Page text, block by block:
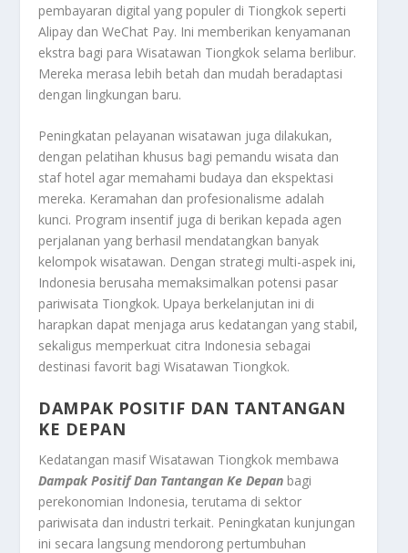
pembayaran digital yang populer di Tiongkok seperti
Alipay dan WeChat Pay. Ini memberikan kenyamanan
ekstra bagi para Wisatawan Tiongkok selama berlibur.
Mereka merasa lebih betah dan mudah beradaptasi
dengan lingkungan baru.
Peningkatan pelayanan wisatawan juga dilakukan,
dengan pelatihan khusus bagi pemandu wisata dan
staf hotel agar memahami budaya dan ekspektasi
mereka. Keramahan dan profesionalisme adalah
kunci. Program insentif juga di berikan kepada agen
perjalanan yang berhasil mendatangkan banyak
kelompok wisatawan. Dengan strategi multi-aspek ini,
Indonesia berusaha memaksimalkan potensi pasar
pariwisata Tiongkok. Upaya berkelanjutan ini di
harapkan dapat menjaga arus kedatangan yang stabil,
sekaligus memperkuat citra Indonesia sebagai
destinasi favorit bagi Wisatawan Tiongkok.
DAMPAK POSITIF DAN TANTANGAN
KE DEPAN
Kedatangan masif Wisatawan Tiongkok membawa
Dampak Positif Dan Tantangan Ke Depan bagi
perekonomian Indonesia, terutama di sektor
pariwisata dan industri terkait. Peningkatan kunjungan
ini secara langsung mendorong pertumbuhan